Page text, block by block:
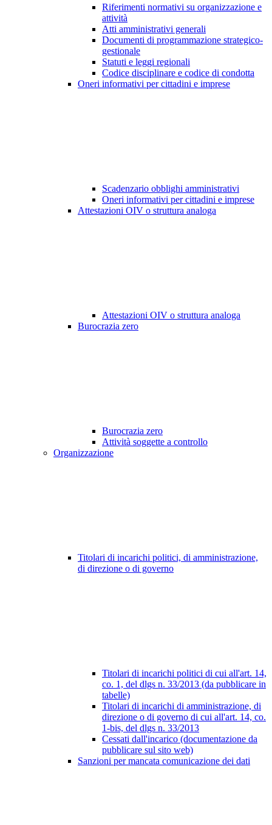
Riferimenti normativi su organizzazione e
attività
Atti amministrativi generali
Documenti di programmazione strategico-
gestionale
Statuti e leggi regionali
Codice disciplinare e codice di condotta
Oneri informativi per cittadini e imprese
Scadenzario obblighi amministrativi
Oneri informativi per cittadini e imprese
Attestazioni OIV o struttura analoga
Attestazioni OIV o struttura analoga
Burocrazia zero
Burocrazia zero
Attività soggette a controllo
Organizzazione
Titolari di incarichi politici, di amministrazione,
di direzione o di governo
Titolari di incarichi politici di cui all'art. 14,
co. 1, del dlgs n. 33/2013 (da pubblicare in
tabelle)
Titolari di incarichi di amministrazione, di
direzione o di governo di cui all'art. 14, co.
1-bis, del dlgs n. 33/2013
Cessati dall'incarico (documentazione da
pubblicare sul sito web)
Sanzioni per mancata comunicazione dei dati